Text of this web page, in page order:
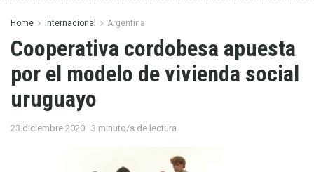
Home Internacional Argentina
Cooperativa cordobesa apuesta
por el modelo de vivienda social
uruguayo
23 diciembre 2020 3 minuto/s de lectura